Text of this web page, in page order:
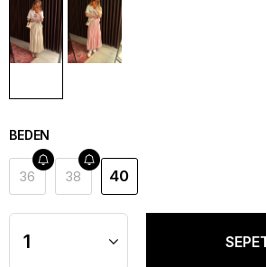
BEDEN
36 38 40